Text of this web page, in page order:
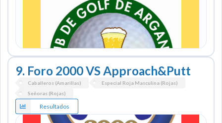
9. Foro 2000 VS Approach&Putt
Caballeros (Amarillas)
Especial Roja Masculina (Rojas)
Señoras (Rojas)
Resultados